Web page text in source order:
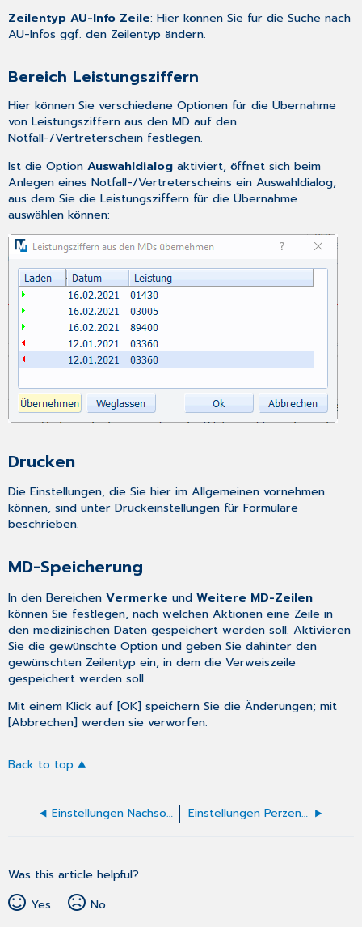
Zeilentyp AU-Info Zeile: Hier können Sie für die Suche nach
AU-Infos ggf. den Zeilentyp ändern.
Bereich Leistungsziffern
Hier können Sie verschiedene Optionen für die Übernahme
von Leistungsziffern aus den MD auf den
Notfall-/Vertreterschein festlegen.
Ist die OptionAuswahldialog aktiviert, öffnet sich beim
Anlegen eines Notfall-/Vertreterscheins ein Auswahldialog,
aus dem Sie die Leistungsziffern für die Übernahme
auswählen können:
Drucken
Die Einstellungen, die Sie hier im Allgemeinen vornehmen
können, sind unterDruckeinstellungen für Formulare
beschrieben.
MD-Speicherung
In den BereichenVermerke undWeitere MD-Zeilen
können Sie festlegen, nach welchen Aktionen eine Zeile in
den medizinischen Daten gespeichert werden soll. Aktivieren
Sie die gewünschte Option und geben Sie dahinter den
gewünschten Zeilentyp ein, in dem die Verweiszeile
gespeichert werden soll.
Mit einem Klick auf [OK] speichern Sie die Änderungen; mit
[Abbrechen] werden sie verworfen.
Back to top
Einstellungen Nachsorgebericht Hautkrebs (F6122) Einstellungen Perzentilen
Was this article helpful?
Yes
No